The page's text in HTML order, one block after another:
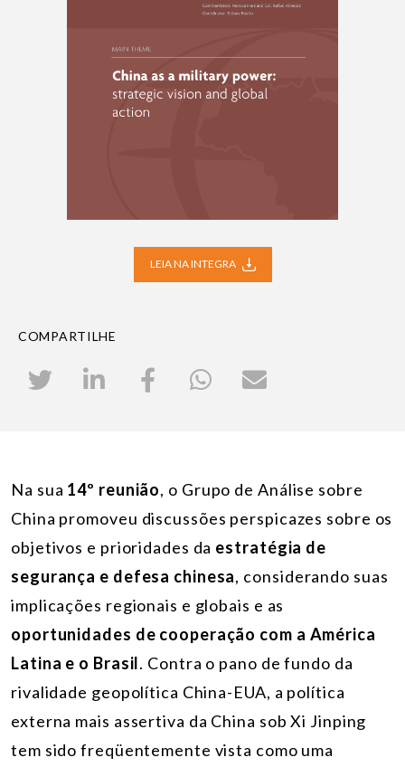
LEIA NA INTEGRA
COMPARTILHE
Na sua 14º reunião, o Grupo de Análise sobre
China promoveu discussões perspicazes sobre os
objetivos e prioridades da estratégia de
segurança e defesa chinesa, considerando suas
implicações regionais e globais e as
oportunidades de cooperação com a América
Latina e o Brasil. Contra o pano de fundo da
rivalidade geopolítica China-EUA, a política
externa mais assertiva da China sob Xi Jinping
tem sido freqüentemente vista como uma